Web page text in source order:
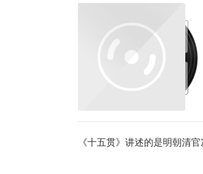
《十五贯》讲述的是明朝清